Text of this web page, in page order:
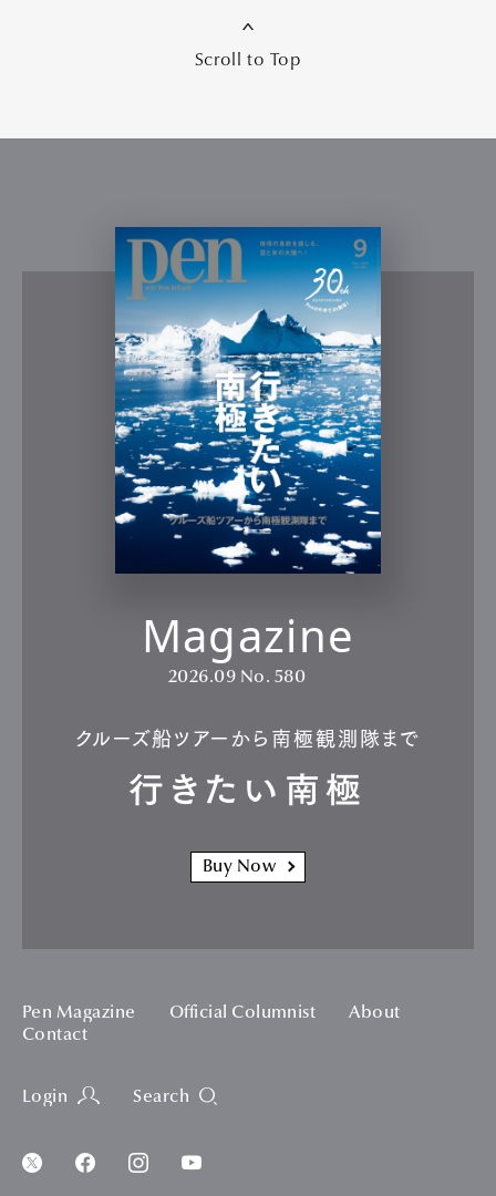
Scroll to Top
Magazine
2026.09 No. 580
クルーズ船ツアーから南極観測隊まで
行きたい南極
Buy Now
Pen Magazine Official Columnist
About
Contact
Login Search